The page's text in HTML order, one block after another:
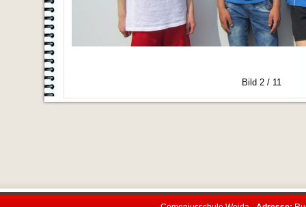
Bild 2 / 11